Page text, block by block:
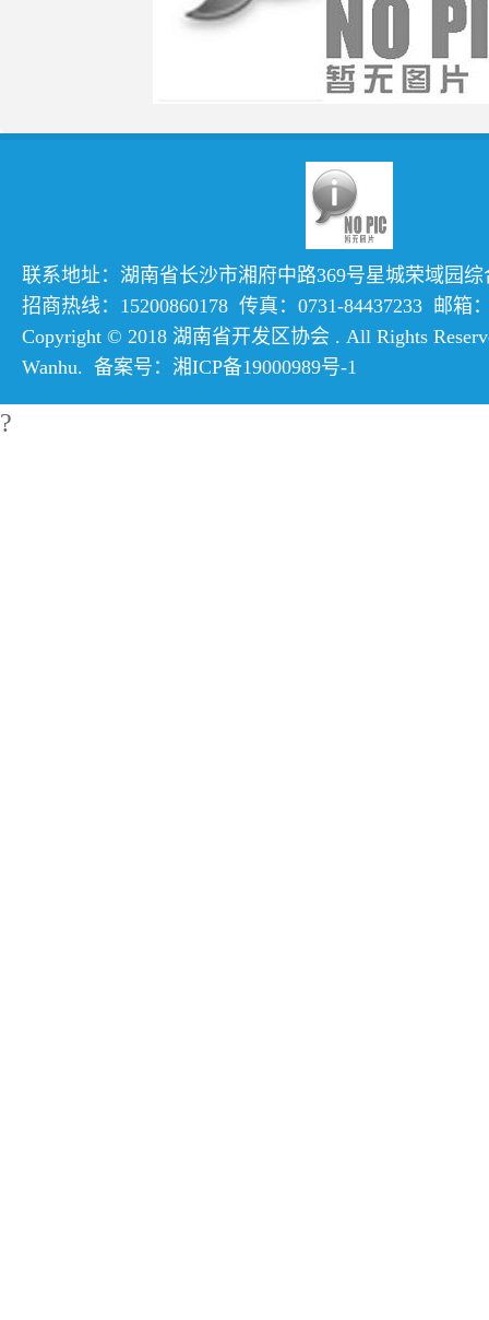
联系地址：湖南省长沙市湘府中路369号星城荣域园
招商热线：15200860178 传真：0731-84437233 邮箱
Copyright © 2018 湖南省开发区协会 . All Rights
Wanhu. 备案号： 湘ICP备19000989号-1
?